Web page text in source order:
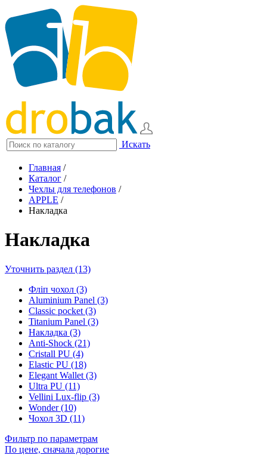
Искать
Главная /
Каталог /
Чехлы для телефонов /
APPLE /
Накладка
Накладка
Уточнить раздел (13)
Фліп чохол (3)
Aluminium Panel (3)
Classic pocket (3)
Titanium Panel (3)
Накладка (3)
Anti-Shock (21)
Cristall PU (4)
Elastic PU (18)
Elegant Wallet (3)
Ultra PU (11)
Vellini Lux-flip (3)
Wonder (10)
Чохол 3D (11)
Фильтр по параметрам
По цене, сначала дорогие